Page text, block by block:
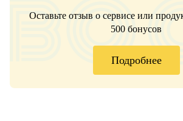
Оставьте отзыв о сервисе или
500 бонусов
Подробнее